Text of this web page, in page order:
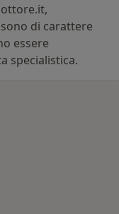
di carattere
essere
specialistica.